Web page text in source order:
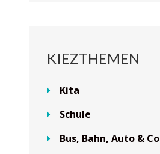
KIEZTHEMEN
Kita
Schule
Bus, Bahn, Auto & Co